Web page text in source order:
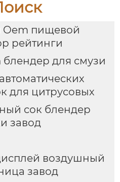
пищевой
рейтинги
для смузи
для цитрусовых
сок блендер
завод
воздушный
завод